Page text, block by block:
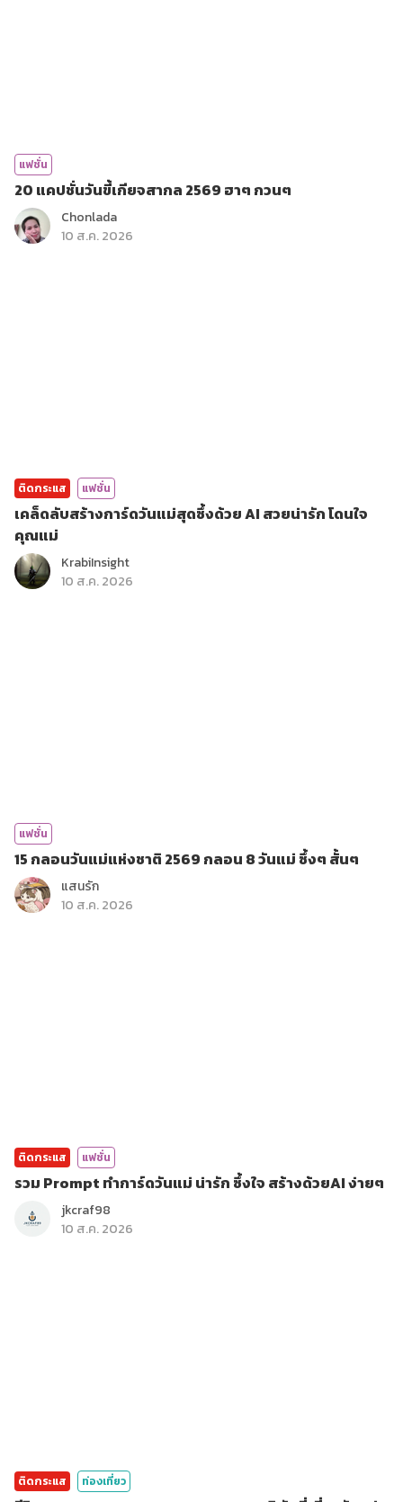
แฟชั่น
20 แคปชั่นวันขี้เกียจสากล 2569 ฮาๆ กวนๆ
Chonlada
10 ส.ค. 2026
ติดกระแส แฟชั่น
เคล็ดลับสร้างการ์ดวันแม่สุดซึ้งด้วย AI สวยน่ารัก โดนใจ
คุณแม่
KrabiInsight
10 ส.ค. 2026
แฟชั่น
15 กลอนวันแม่แห่งชาติ 2569 กลอน 8 วันแม่ ซึ้งๆ สั้นๆ
แสนรัก
10 ส.ค. 2026
ติดกระแส แฟชั่น
รวม Prompt ทำการ์ดวันแม่ น่ารัก ซึ้งใจ สร้างด้วยAI ง่ายๆ
jkcraf98
10 ส.ค. 2026
ติดกระแส ท่องเที่ยว